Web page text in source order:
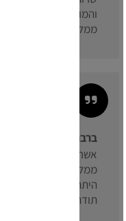
והמוצר הסופי יצא מעל
ממליצה מאוד!!!
ברברה כפיר:
אשרות מעולה,
ממליצה מכל הלב!!
היתה פשוט מושלמת
תודה